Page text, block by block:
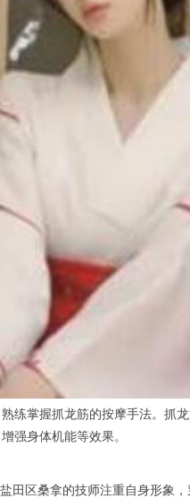
握抓龙筋的按摩手法。抓
强身体机能等效果。
桑拿的技师注重自身形象